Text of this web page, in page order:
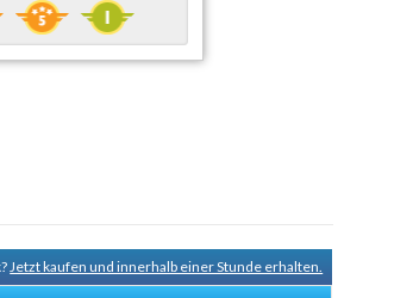
Jetzt kaufen und innerhalb einer Stunde erhalten.